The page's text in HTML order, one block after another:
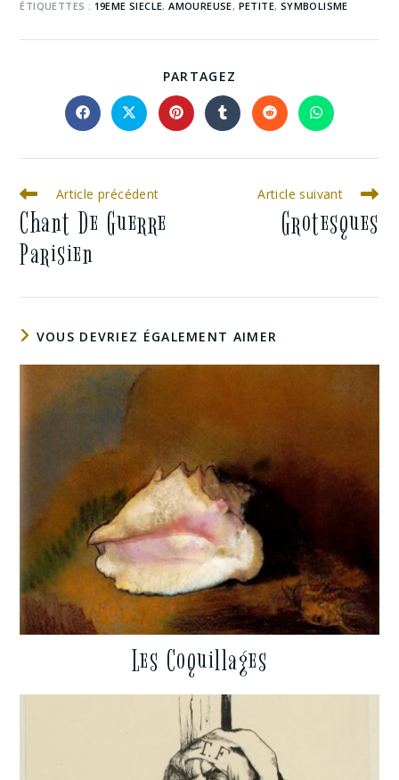
ÉTIQUETTES : 19EME SIECLE, AMOUREUSE, PETITE, SYMBOLISME
PARTAGEZ
Article précédent
Chant De Guerre
Parisien
Article suivant
Grotesques
VOUS DEVRIEZ ÉGALEMENT AIMER
Les Coquillages